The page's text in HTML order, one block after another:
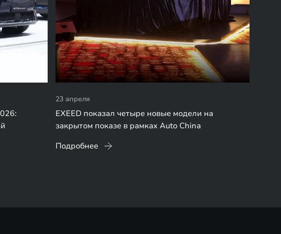
23 апреля
EXEED показал четыре новые модели на
закрытом показе в рамках Auto China
Подробнее